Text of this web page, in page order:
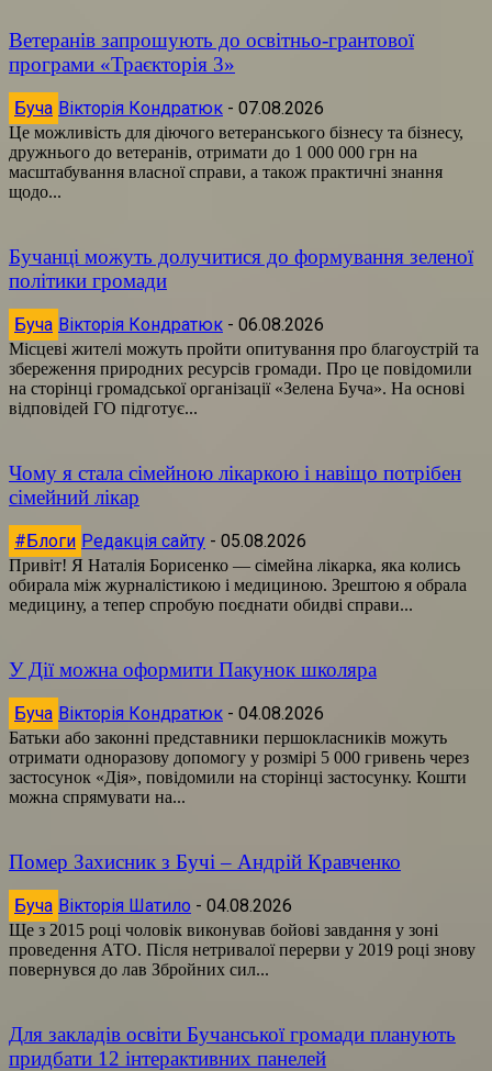
Ветеранів запрошують до освітньо-грантової
програми «Траєкторія 3»
Буча Вікторія Кондратюк - 07.08.2026
Це можливість для діючого ветеранського бізнесу та бізнесу,
дружнього до ветеранів, отримати до 1 000 000 грн на
масштабування власної справи, а також практичні знання
щодо...
Бучанці можуть долучитися до формування зеленої
політики громади
Буча Вікторія Кондратюк - 06.08.2026
Місцеві жителі можуть пройти опитування про благоустрій та
збереження природних ресурсів громади. Про це повідомили
на сторінці громадської організації «Зелена Буча». На основі
відповідей ГО підготує...
Чому я стала сімейною лікаркою і навіщо потрібен
сімейний лікар
#Блоги Редакція сайту - 05.08.2026
Привіт! Я Наталія Борисенко — сімейна лікарка, яка колись
обирала між журналістикою і медициною. Зрештою я обрала
медицину, а тепер спробую поєднати обидві справи...
У Дії можна оформити Пакунок школяра
Буча Вікторія Кондратюк - 04.08.2026
Батьки або законні представники першокласників можуть
отримати одноразову допомогу у розмірі 5 000 гривень через
застосунок «Дія», повідомили на сторінці застосунку. Кошти
можна спрямувати на...
Помер Захисник з Бучі – Андрій Кравченко
Буча Вікторія Шатило - 04.08.2026
Ще з 2015 році чоловік виконував бойові завдання у зоні
проведення АТО. Після нетривалої перерви у 2019 році знову
повернувся до лав Збройних сил...
Для закладів освіти Бучанської громади планують
придбати 12 інтерактивних панелей